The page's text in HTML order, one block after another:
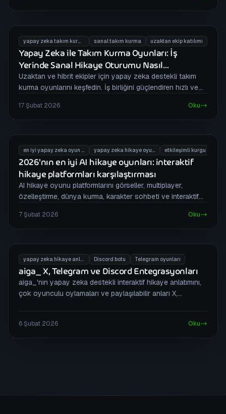
yapay zeka takım kurma oyunları sanal takım kurma uzaktan ekip katılımı
Yapay Zeka ile Takım Kurma Oyunları: İş
Yerinde Sanal Hikaye Oturumu Nasıl
Düzenlenir
Uzaktan ve hibrit ekipler için yapay zeka destekli takım
kurma oyunlarını keşfedin. İş birliğini güçlendiren hızlı ve
17 Şubat 2026 Oku
en iyi yapay zeka oyun platformları yapay zeka hikaye oyunları etkileşimli kurgu
2026'nın en iyi AI hikaye oyunları: interaktif
hikaye platformları karşılaştırması
AI hikaye oyunu platformlarını görseller, multiplayer,
özelleştirme, dünya kurma, karakter sohbeti ve interaktif
7 Şubat 2026 Oku
yapay zeka hikaye anlatımı Discord botu Telegram oyunları
aiga_ X, Telegram ve Discord Entegrasyonları
aiga_'nın yapay zeka destekli interaktif hikaye anlatımını,
çok oyunculu oylamaları ve paylaşılabilir anları X,
6 Şubat 2026 Oku